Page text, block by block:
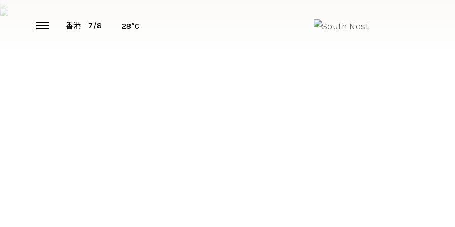
香港 7/8 28°C